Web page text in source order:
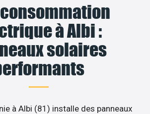
à Albi :
solaires
à Albi (81) installe des panneaux